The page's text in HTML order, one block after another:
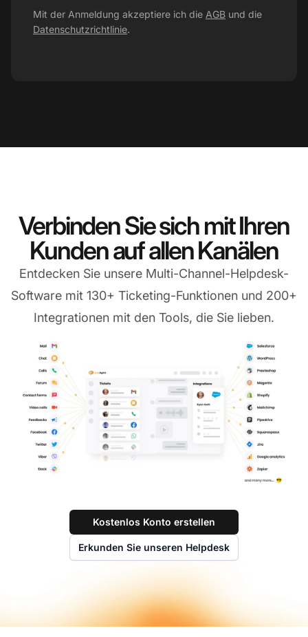
Mit der Anmeldung akzeptiere ich die AGB und die
Datenschutzrichtlinie.
Verbinden Sie sich mit Ihren
Kunden auf allen Kanälen
Entdecken Sie unsere Multi-Channel-Helpdesk-
Software mit 130+ Ticketing-Funktionen und 200+
Integrationen mit den Tools, die Sie lieben.
Kostenlos Konto erstellen
Erkunden Sie unseren Helpdesk